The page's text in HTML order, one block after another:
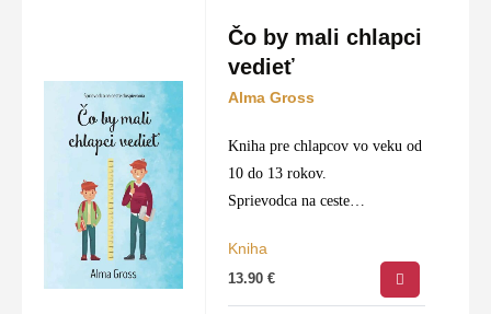
Tajomstvá divokej prírody, fascinujúce
fakty o zvieratách, základy vedy a techniky, ale aj
dôležité témy o ľudských hodnotách a emóciach.
Pre koho sú vhodné:Pre malých vedcov,
zvedavých školákov a všetky deti, ktoré neustále
hľadajú odpovede na to, ako funguje náš svet.
Nákup:Vyberte ideálny darček, ktorý rozvíja detskú
myseľ, a objednajte si náučné knihy na
Čo by mali chlapci
vedieť
Alma Gross
Kniha pre chlapcov vo veku od
10 do 13 rokov.
Sprievodca na ceste
Zaujímavé rozprávanie
primerané veku.
Kniha
13.90€